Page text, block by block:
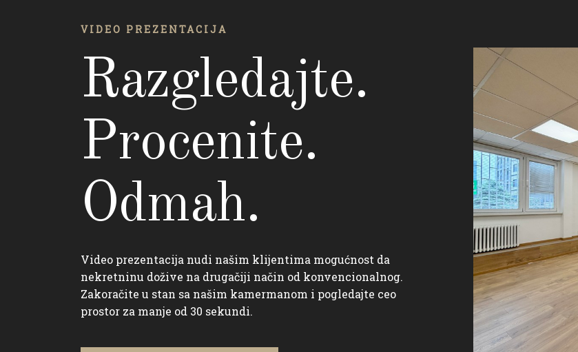
VIDEO PREZENTACIJA
Razgledajte.
Procenite.
Odmah.
Video prezentacija nudi našim klijentima mogućnost da
nekretninu dožive na drugačiji način od konvencionalnog.
Zakoračite u stan sa našim kamermanom i pogledajte ceo
prostor za manje od 30 sekundi.